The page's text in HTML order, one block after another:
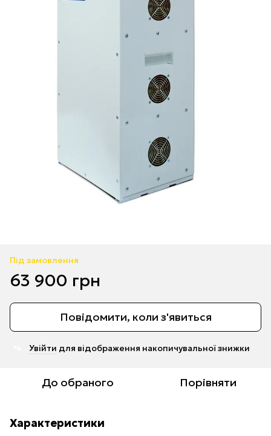
Під замовлення
63 900 грн
Повідомити, коли з'явиться
Увійти для відображення накопичувальної знижки
До обраного Порівняти
Характеристики